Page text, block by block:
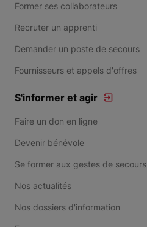
Former ses collaborateurs
Recruter un apprenti
Demander un poste de secours
Fournisseurs et appels d'offres
S'informer et agir
Faire un don en ligne
Devenir bénévole
Se former aux gestes de secours
Nos actualités
Nos dossiers d'information